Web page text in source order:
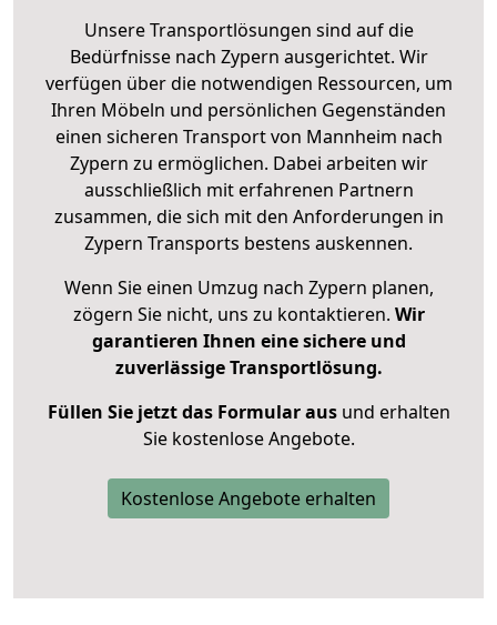
Unsere Transportlösungen sind auf die
Bedürfnisse nach Zypern ausgerichtet. Wir
verfügen über die notwendigen Ressourcen, um
Ihren Möbeln und persönlichen Gegenständen
einen sicheren Transport von Mannheim nach
Zypern zu ermöglichen. Dabei arbeiten wir
ausschließlich mit erfahrenen Partnern
zusammen, die sich mit den Anforderungen in
Zypern Transports bestens auskennen.
Wenn Sie einen Umzug nach Zypern planen,
zögern Sie nicht, uns zu kontaktieren. Wir
garantieren Ihnen eine sichere und
zuverlässige Transportlösung.
Füllen Sie jetzt das Formular ausund erhalten
Sie kostenlose Angebote.
Kostenlose Angebote erhalten